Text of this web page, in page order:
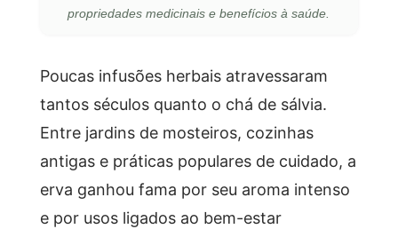
propriedades medicinais e benefícios à saúde.
Poucas infusões herbais atravessaram
tantos séculos quanto o chá de sálvia.
Entre jardins de mosteiros, cozinhas
antigas e práticas populares de cuidado, a
erva ganhou fama por seu aroma intenso
e por usos ligados ao bem-estar